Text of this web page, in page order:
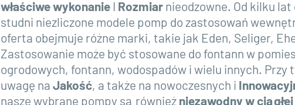
właściwe wykonanie
Rozmiar nieodzowne. Od kilku
studni niezliczone modele pomp do zastosowań
oferta obejmuje różne marki, takie jak Eden, Seliger,
Zastosowanie może być stosowane do fontann w
ogrodowych, fontann, wodospadów i wielu innych. Przy
uwagę naJakość, a także na nowoczesnych i
nasze wybrane pompy są również niezawodny w